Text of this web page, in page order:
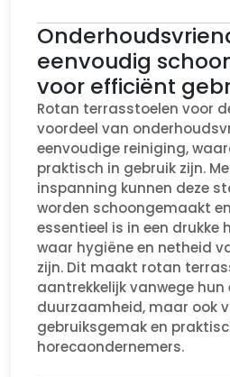
eenvoudig
voor efficiënt
Rotan terrasstoelen voor
voordeel van
eenvoudige reiniging,
praktisch in gebruik zijn.
inspanning kunnen deze
worden schoongemaakt
essentieel is in een drukke
waar hygiëne en netheid
zijn. Dit maakt rotan
aantrekkelijk vanwege hun
duurzaamheid, maar ook
gebruiksgemak en
horecaondernemers.